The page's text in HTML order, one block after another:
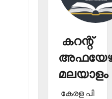
കറന്റ്
മലയാളം
കേരള പി